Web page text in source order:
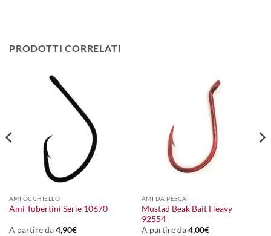
PRODOTTI CORRELATI
AMI OCCHIELLO
Ami Tubertini Serie 10670
A partire da4,90€
AMI DA PESCA
Mustad Beak Bait Heavy
92554
A partire da4,00€